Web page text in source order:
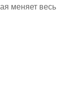
меняет весь